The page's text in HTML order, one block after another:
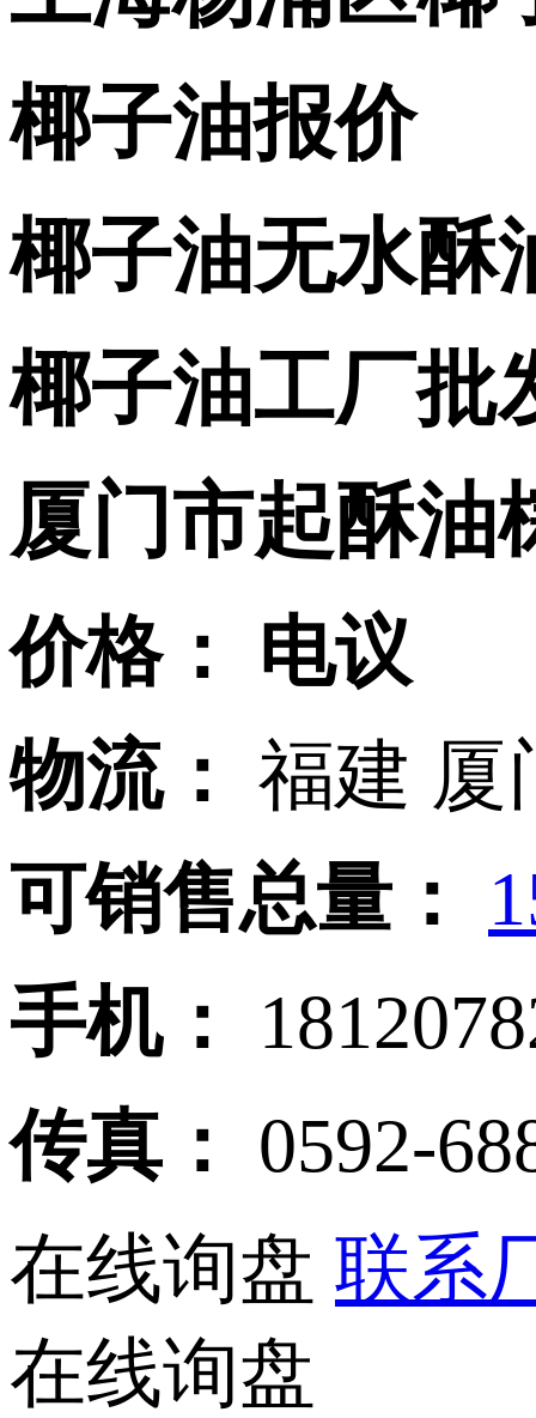
椰子油报价
椰子油无水酥
椰子油工厂批
厦门市起酥油
价格：
电议
物流： 福建 厦
可销售总量：
手机：
传真：
0592-
在线询盘 联系
在线询盘